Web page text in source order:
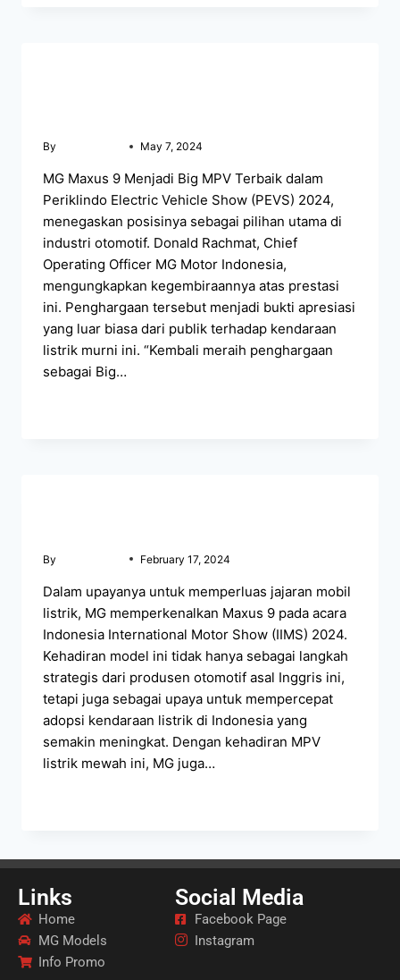
By May 7, 2024
MG Maxus 9 Menjadi Big MPV Terbaik dalam
Periklindo Electric Vehicle Show (PEVS) 2024,
menegaskan posisinya sebagai pilihan utama di
industri otomotif. Donald Rachmat, Chief
Operating Officer MG Motor Indonesia,
mengungkapkan kegembiraannya atas prestasi
ini. Penghargaan tersebut menjadi bukti apresiasi
yang luar biasa dari publik terhadap kendaraan
listrik murni ini. “Kembali meraih penghargaan
sebagai Big…
By February 17, 2024
Dalam upayanya untuk memperluas jajaran mobil
listrik, MG memperkenalkan Maxus 9 pada acara
Indonesia International Motor Show (IIMS) 2024.
Kehadiran model ini tidak hanya sebagai langkah
strategis dari produsen otomotif asal Inggris ini,
tetapi juga sebagai upaya untuk mempercepat
adopsi kendaraan listrik di Indonesia yang
semakin meningkat. Dengan kehadiran MPV
listrik mewah ini, MG juga…
Links
Home
MG Models
Info Promo
Social Media
Facebook Page
Instagram